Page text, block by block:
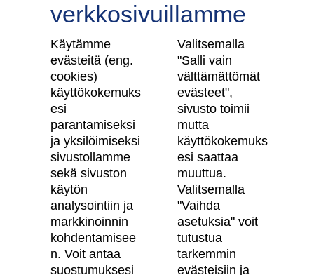
Tilaa uutiskirje
Skanska Kodit
Artikkelit
Digitaalinen asuntokauppa
Asiakkaiden kokemuksia meistä
Vastuullisuus
Tietosuojaseloste
verkkosivuillamme
Käytämme
evästeitä (eng.
cookies)
käyttökokemuks
esi
parantamiseksi
ja yksilöimiseksi
sivustollamme
sekä sivuston
käytön
analysointiin ja
markkinoinnin
kohdentamisee
n. Voit antaa
suostumuksesi
Valitsemalla
"Salli vain
välttämättömät
evästeet",
sivusto toimii
mutta
käyttökokemuks
esi saattaa
muuttua.
Valitsemalla
"Vaihda
asetuksia" voit
tutustua
tarkemmin
evästeisiin ja